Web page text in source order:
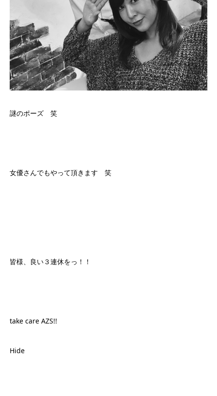
謎のポーズ 笑
女優さんでもやって頂きます 笑
皆様、良い３連休をっ！！
take care AZS!!
Hide